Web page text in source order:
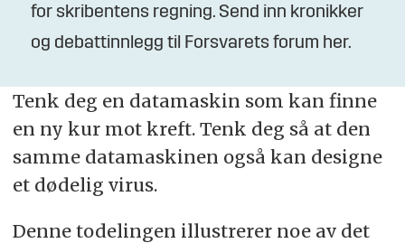
for skribentens regning. Send inn kronikker
og debattinnlegg til Forsvarets forum her.
Tenk deg en datamaskin som kan finne
en ny kur mot kreft. Tenk deg så at den
samme datamaskinen også kan designe
et dødelig virus.
Denne todelingen illustrerer noe av det